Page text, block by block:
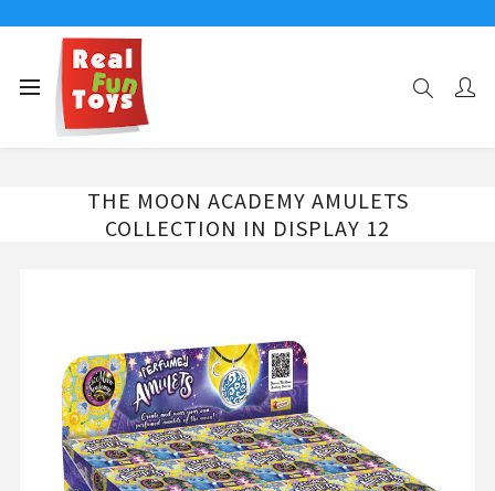
Αρχική σελίδα
THE MOON ACADEMY
THE MOON ACADEMY AMULETS COLLECTION IN DISPLAY 12
THE MOON ACADEMY AMULETS
COLLECTION IN DISPLAY 12